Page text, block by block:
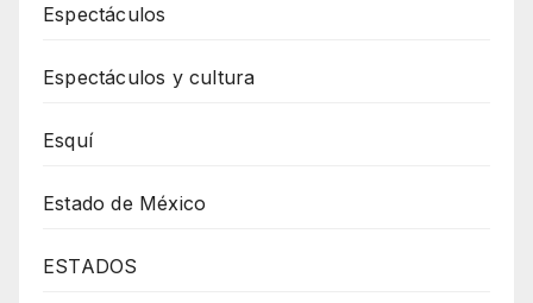
Espectáculos
Espectáculos y cultura
Esquí
Estado de México
ESTADOS